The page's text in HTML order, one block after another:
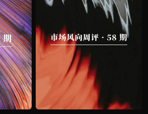
Berachain 再获 1 亿美元